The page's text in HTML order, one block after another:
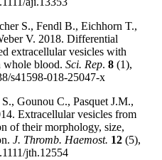
S., Fendl B., Eichhorn T.,
V. 2018. Differential
extracellular vesicles with
whole blood. Sci. Rep. 8 (1),
s41598-018-25047-x
Gounou C., Pasquet J.M.,
Extracellular vesicles from
of their morphology, size,
J. Thromb. Haemost. 12 (5),
jth.12554